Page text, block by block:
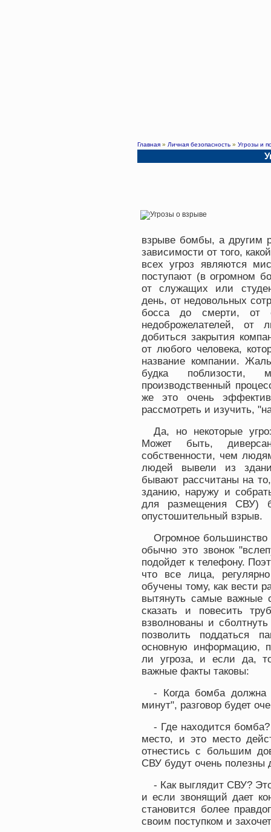
Главная » Личная безопасность » Угрозы и
взрыве бомбы, а другим
зависимости от того,
всех угроз являются
поступают (в огромном
от служащих или
день, от недовольных
босса до смерти, от
недоброжелателей, от
добиться закрытия
от любого человека,
название компании.
будка поблизости,
производственный
же это очень
рассмотреть и изучить,
Да, но некоторые
Может быть,
собственности, чем
людей вывели из
бывают рассчитаны на
зданию, наружу и
для размещения СВУ)
опустошительный взрыв.
Огромное большинство
обычно это звонок
подойдет к телефону.
что все лица,
обучены тому, как вести
вытянуть самые важные
сказать и повесить
взволнованы и
позволить поддаться
основную информацию,
ли угроза, и если да,
важные факты таковы:
- Когда бомба должна
минут", разговор будет
- Где находится
место, и это место
отнестись с большим
СВУ будут очень полезны
- Как выглядит СВУ?
и если звонящий дает
становится более
своим поступком и